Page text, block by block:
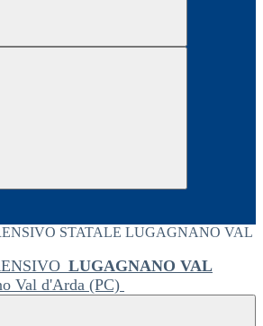
LUGAGNANO VAL
Val d'Arda (PC)